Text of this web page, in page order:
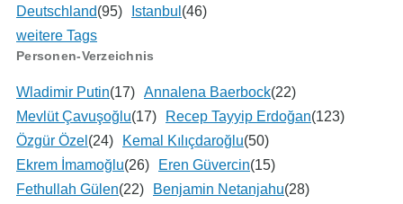
Deutschland(95) Istanbul (46)
weitere Tags
Personen-Verzeichnis
Wladimir Putin(17) Annalena Baerbock(22)
Mevlüt Çavuşoğlu(17) Recep Tayyip Erdoğan(123)
Özgür Özel (24) Kemal Kılıçdaroğlu(50)
Ekrem İmamoğlu(26) Eren Güvercin(15)
Fethullah Gülen(22) Benjamin Netanjahu(28)